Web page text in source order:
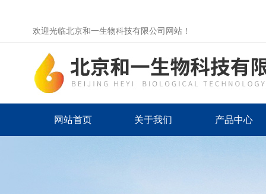
欢迎光临北京和一生物科技有限公司网站！
网站首页 关于我们 产品中心